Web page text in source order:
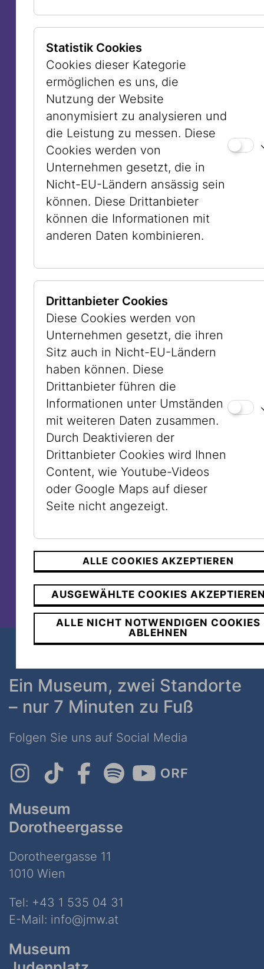
Jüdischen Museum Australiens
überarbeitete Anne Zahalka ihr Foto,
weil sie die jüdische Herkunft ihrer
Schwimmerin akzentuieren wollte. Sie
hatte im Album ihrer Mutter „Hakoah“-
Logos gesehen, daher ersuchte sie uns
um weitere visuelle Vorlagen. Daraus
entwickelte sie ihr eigenes Emblem, das
sie auf den Schwimmanzug der Frau
applizierte. Dies geschieht auch im
Andenken an die jüdische Gemeinde
Australiens nach dem antisemitischen
Attentat bei Bondi Beach vom 14.
Dezember 2025 im Zuge einer
Festes. Zwei Islamisten ermordeten
damals 15 Menschen, 43 weitere
wurden schwer verletzt. Es ist in
Australien für Jüdinnen und Juden viel
schwieriger und gefährlicher geworden,
sich offen zu ihrer jüdischen Identität zu
bekennen. Auch in Wien tragen viele
jüdische Männer in der Öffentlichkeit
keine Kippa mehr oder entfernen die
Mesusen von ihren Wohnungstüren.
Das Kunstwerk von Anne Zahalka ist ein
Appell für das Recht, seine jüdische
Identität auch in der Öffentlichkeit
zeigen zu können, und um einen Beitrag
für ein friedliches Zusammenleben aller
www.zahalkaworld.com.au
www.jewishmuseum.com.au
Ein Museum, zwei Standorte
– nur 7 Minuten zu Fuß
Folgen Sie uns auf Social Media
Museum
Dorotheergasse
Dorotheergasse 11
1010 Wien
Tel: +43 1 535 04 31
E-Mail: info@jmw.at
Museum
Statistik Cookies
Cookies dieser Kategorie
ermöglichen es uns, die
Nutzung der Website
anonymisiert zu analysieren und
die Leistung zu messen. Diese
Cookies werden von
Unternehmen gesetzt, die in
Nicht-EU-Ländern ansässig sein
können. Diese Drittanbieter
können die Informationen mit
anderen Daten kombinieren.
Drittanbieter Cookies
Diese Cookies werden von
Unternehmen gesetzt, die ihren
Sitz auch in Nicht-EU-Ländern
haben können. Diese
Drittanbieter führen die
Informationen unter Umständen
mit weiteren Daten zusammen.
Durch Deaktivieren der
Drittanbieter Cookies wird Ihnen
Content, wie Youtube-Videos
oder Google Maps auf dieser
Seite nicht angezeigt.
ALLE COOKIES AKZEPTIEREN
AUSGEWÄHLTE COOKIES
ALLE NICHT NOTWENDIGEN COOKIES
ABLEHNEN